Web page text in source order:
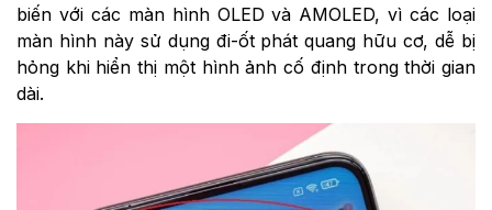
biến với các màn hình OLED và AMOLED, vì các loại
màn hình này sử dụng đi-ốt phát quang hữu cơ, dễ bị
hỏng khi hiển thị một hình ảnh cố định trong thời gian
dài.